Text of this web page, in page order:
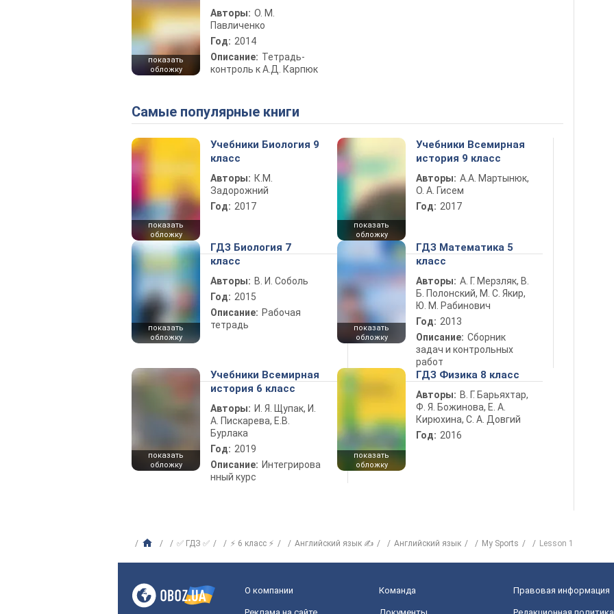
показать
обложку
Авторы: О. М.
Павличенко
Год: 2014
Описание: Тетрадь-
контроль к А.Д. Карпюк
Самые популярные книги
показать
обложку
Учебники Биология 9
класс
Авторы: К.М.
Задорожний
Год: 2017
показать
обложку
Учебники Всемирная
история 9 класс
Авторы: А.А. Мартынюк,
О. А. Гисем
Год: 2017
показать
обложку
ГДЗ Биология 7
класс
Авторы: В. И. Соболь
Год: 2015
Описание: Рабочая
тетрадь
показать
обложку
ГДЗ Математика 5
класс
Авторы: А. Г. Мерзляк, В.
Б. Полонский, М. С. Якир,
Ю. М. Рабинович
Год: 2013
Описание: Сборник
задач и контрольных
работ
показать
обложку
Учебники Всемирная
история 6 класс
Авторы: И. Я. Щупак, И.
А. Пискарева, Е.В.
Бурлака
Год: 2019
Описание: Интегрирова
нный курс
показать
обложку
ГДЗ Физика 8 класс
Авторы: В. Г. Барьяхтар,
Ф. Я. Божинова, Е. А.
Кирюхина, С. А. Довгий
Год: 2016
✅ ГДЗ ✅ ⚡ 6 класс ⚡ Английский язык ✍ Английский язык My Sports Lesson 1
О компании Команда Правовая информация